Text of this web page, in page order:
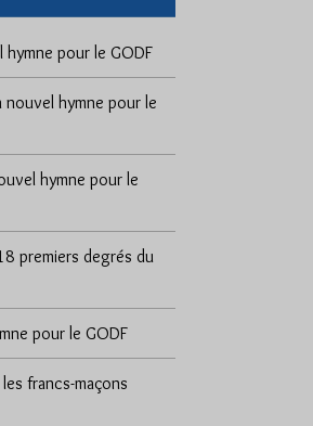
hymne pour le GODF
nouvel hymne pour le
hymne pour le
premiers degrés du
pour le GODF
francs-maçons